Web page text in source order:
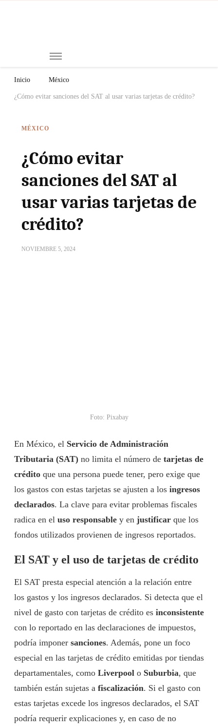
Inicio México
¿Cómo evitar sanciones del SAT al usar varias tarjetas de crédito?
MÉXICO
¿Cómo evitar
sanciones del SAT al
usar varias tarjetas de
crédito?
NOVIEMBRE 5, 2024
Foto: Pixabay
En México, el Servicio de Administración
Tributaria (SAT) no limita el número de tarjetas de
crédito que una persona puede tener, pero exige que
los gastos con estas tarjetas se ajusten a los ingresos
declarados. La clave para evitar problemas fiscales
radica en el uso responsable y en justificar que los
fondos utilizados provienen de ingresos reportados.
El SAT y el uso de tarjetas de crédito
El SAT presta especial atención a la relación entre
los gastos y los ingresos declarados. Si detecta que el
nivel de gasto con tarjetas de crédito es inconsistente
con lo reportado en las declaraciones de impuestos,
podría imponer sanciones. Además, pone un foco
especial en las tarjetas de crédito emitidas por tiendas
departamentales, como Liverpool o Suburbia, que
también están sujetas a fiscalización. Si el gasto con
estas tarjetas excede los ingresos declarados, el SAT
podría requerir explicaciones y, en caso de no